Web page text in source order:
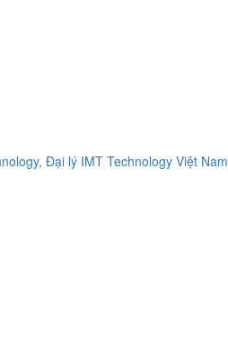
Đại lý IMT Technology Việt Nam